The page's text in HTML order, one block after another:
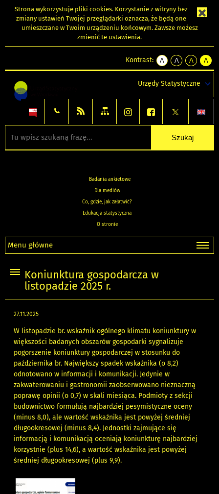
Strona wykorzystuje pliki cookies. Korzystanie z witryny bez
zmiany ustawień Twojej przeglądarki oznacza, że będą one
umieszczane w Twoim urządzeniu końcowym. Zawsze możesz
zmienić te ustawienia.
Kontrast:
A
kontrast
A
kontrast
tekst
czarnym
A
kontrast
tekst
czarnym
A
tekst
żółtym
Urzędy Statystyczne
Badania ankietowe
Dla mediów
Co, gdzie, jak załatwić?
Edukacja statystyczna
O stronie
Menu główne
Koniunktura gospodarcza w
listopadzie 2025 r.
27.11.2025
W listopadzie br. wskaźnik ogólnego klimatu koniunktury w
większości badanych obszarów gospodarki sygnalizuje
pogorszenie koniunktury gospodarczej w stosunku do
października br. Największy spadek wskaźnika (o 8,2)
odnotowano w informacji i komunikacji. Jedynie w
zakwaterowaniu i gastronomii zaobserwowano nieznaczną
poprawę opinii (o 0,7) w skali miesiąca. Podmioty z sekcji
budownictwo formułują najbardziej pesymistyczne oceny
(minus 8,0), ale wartość wskaźnika jest powyżej średniej
długookresowej (minus 8,4). Jednostki zajmujące się
informacją i komunikacją oceniają koniunkturę najbardziej
korzystnie (plus 14,6), a wartość wskaźnika jest powyżej
średniej długookresowej (plus 9,9).